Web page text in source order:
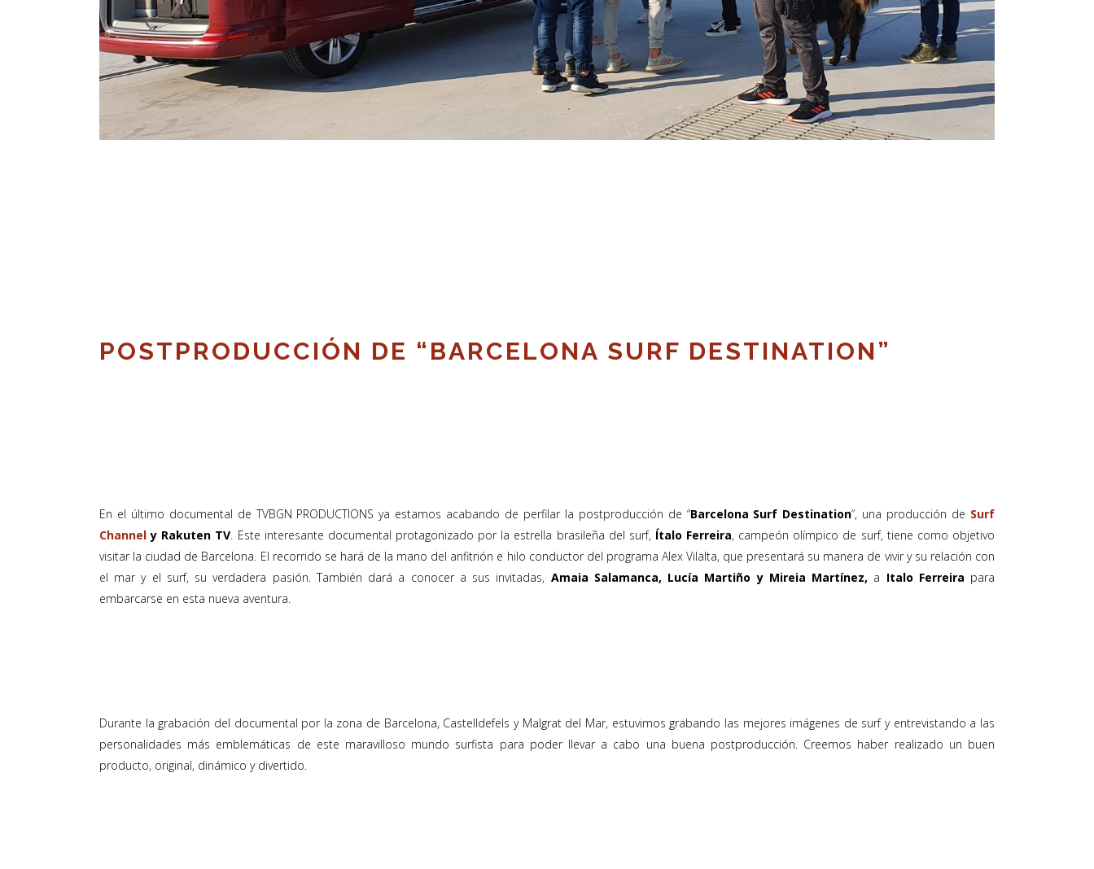
POSTPRODUCCIÓN DE “BARCELONA SURF DESTINATION”
En el último documental de TVBGN PRODUCTIONS ya estamos acabando de perfilar la postproducción de “Barcelona Surf Destination”, una producción de Surf
Channel y Rakuten TV. Este interesante documental protagonizado por la estrella brasileña del surf, Ítalo Ferreira, campeón olímpico de surf, tiene como objetivo
visitar la ciudad de Barcelona. El recorrido se hará de la mano del anfitrión e hilo conductor del programa Alex Vilalta, que presentará su manera de vivir y su relación con
el mar y el surf, su verdadera pasión. También dará a conocer a sus invitadas, Amaia Salamanca, Lucía Martiño y Mireia Martínez, a Italo Ferreira para
embarcarse en esta nueva aventura.
Durante la grabación del documental por la zona de Barcelona, Castelldefels y Malgrat del Mar, estuvimos grabando las mejores imágenes de surf y entrevistando a las
personalidades más emblemáticas de este maravilloso mundo surfista para poder llevar a cabo una buena postproducción. Creemos haber realizado un buen
producto, original, dinámico y divertido.